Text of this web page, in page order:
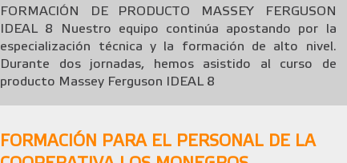
FORMACIÓN DE PRODUCTO MASSEY FERGUSON
IDEAL 8 Nuestro equipo continúa apostando por la
especialización técnica y la formación de alto nivel.
Durante dos jornadas, hemos asistido al curso de
producto Massey Ferguson IDEAL 8
FORMACIÓN PARA EL PERSONAL DE LA